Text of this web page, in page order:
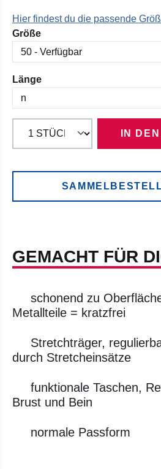
Hier findest du die passende
Größeauswählen
Längeauswählen
IN
GEMACHT FÜR
schonend zu
Metallteile = kratzfrei
Stretchträger,
durch Stretcheinsätze
funktionale Taschen,
Brust und Bein
normale Passform